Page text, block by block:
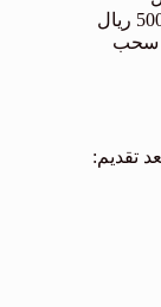
سحب
تقديم: